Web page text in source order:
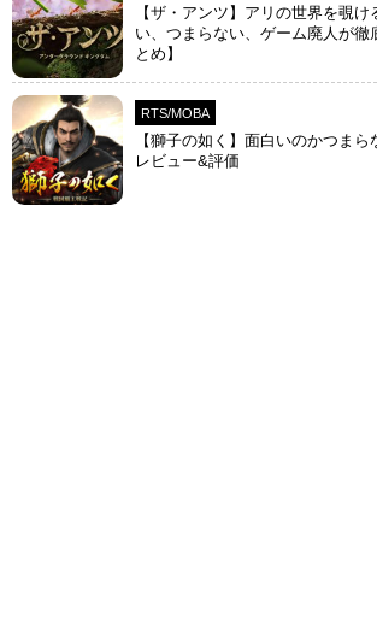
【ザ・アンツ】アリの世界を覗
い、つまらない、ゲーム廃人が徹
とめ】
RTS/MOBA
【獅子の如く】面白いのかつま
レビュー&評価